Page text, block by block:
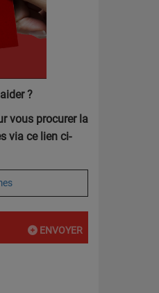
?
vous procurer la
via ce lien ci-
ENVOYER